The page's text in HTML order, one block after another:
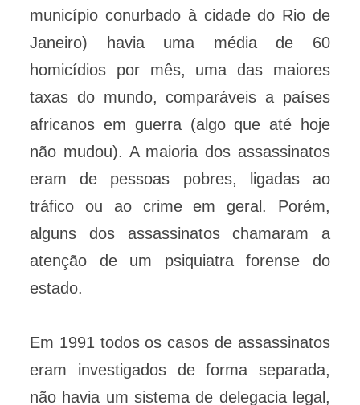
município conurbado à cidade do Rio de
Janeiro) havia uma média de 60
homicídios por mês, uma das maiores
taxas do mundo, comparáveis a países
africanos em guerra (algo que até hoje
não mudou). A maioria dos assassinatos
eram de pessoas pobres, ligadas ao
tráfico ou ao crime em geral. Porém,
alguns dos assassinatos chamaram a
atenção de um psiquiatra forense do
estado.
Em 1991 todos os casos de assassinatos
eram investigados de forma separada,
não havia um sistema de delegacia legal,